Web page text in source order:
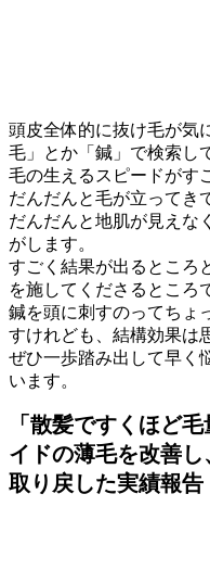
頭皮全体的に抜け毛が気
毛」とか「鍼」で検索し
毛の生えるスピードがす
だんだんと毛が立ってき
だんだんと地肌が見えな
がします。
すごく結果が出るところ
を施してくださるところ
鍼を頭に刺すのってちょ
すけれども、結構効果は
ぜひ一歩踏み出して早く
います。
「散髪ですくほど
イドの薄毛を改善
取り戻した実績報告